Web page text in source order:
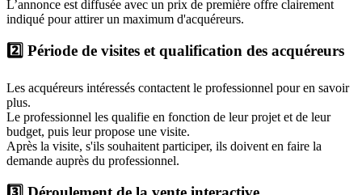
L’annonce est diffusée avec un prix de première offre clairement
indiqué pour attirer un maximum d'acquéreurs.
2️⃣ Période de visites et qualification des acquéreurs
Les acquéreurs intéressés contactent le professionnel pour en savoir
plus.
Le professionnel les qualifie en fonction de leur projet et de leur
budget, puis leur propose une visite.
Après la visite, s'ils souhaitent participer, ils doivent en faire la
demande auprès du professionnel.